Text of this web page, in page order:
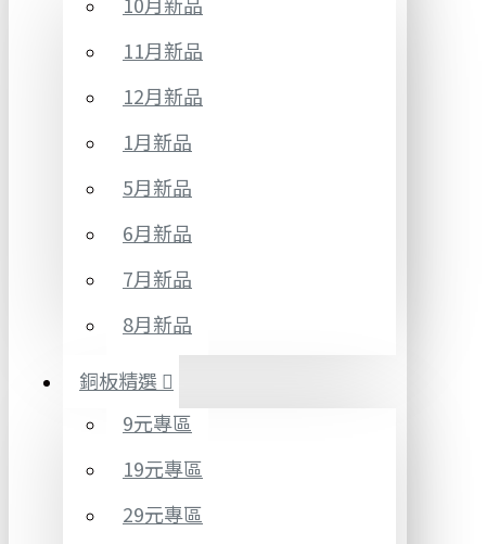
11月新品
12月新品
1月新品
5月新品
6月新品
7月新品
8月新品
銅板精選
9元專區
19元專區
29元專區